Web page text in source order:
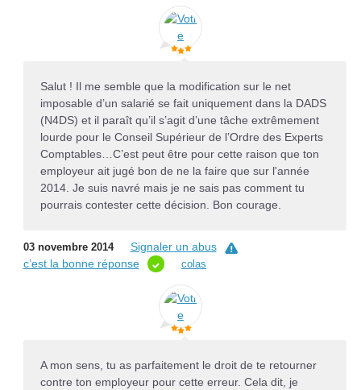
Salut ! Il me semble que la modification sur le net
imposable d’un salarié se fait uniquement dans la DADS
(N4DS) et il paraît qu’il s’agit d’une tâche extrêmement
lourde pour le Conseil Supérieur de l’Ordre des Experts
Comptables…C’est peut être pour cette raison que ton
employeur ait jugé bon de ne la faire que sur l'année
2014. Je suis navré mais je ne sais pas comment tu
pourrais contester cette décision. Bon courage.
03 novembre 2014
Signaler un abus
c’est la bonne réponse
colas
A mon sens, tu as parfaitement le droit de te retourner
contre ton employeur pour cette erreur. Cela dit, je